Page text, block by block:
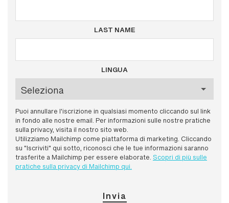
LAST NAME
LINGUA
Puoi annullare l'iscrizione in qualsiasi momento cliccando sul link
in fondo alle nostre email. Per informazioni sulle nostre pratiche
sulla privacy, visita il nostro sito web.
Utilizziamo Mailchimp come piattaforma di marketing. Cliccando
su "Iscriviti" qui sotto, riconosci che le tue informazioni saranno
trasferite a Mailchimp per essere elaborate. Scopri di più sulle
pratiche sulla privacy di Mailchimp qui.